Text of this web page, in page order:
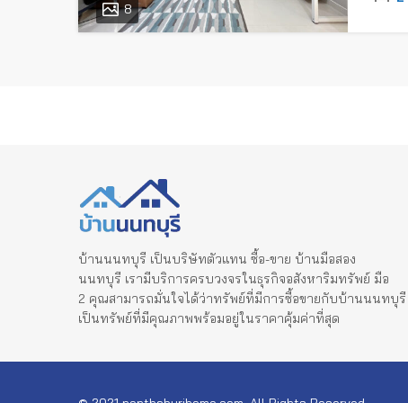
8
บ้านนนทบุรี เป็นบริษัทตัวแทน ซื้อ-ขาย บ้านมือสอง
นนทบุรี เรามีบริการครบวงจรในธุรกิจอสังหาริมทรัพย์ มือ
2 คุณสามารถมั่นใจได้ว่าทรัพย์ที่มีการซื้อขายกับบ้านนนทบุรี
เป็นทรัพย์ที่มีคุณภาพพร้อมอยู่ในราคาคุ้มค่าที่สุด